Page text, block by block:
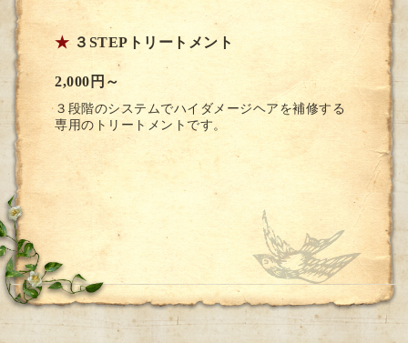
★ ３STEPトリートメント
2,000円～
３段階のシステムでハイダメージヘアを補修する
専用のトリートメントです。